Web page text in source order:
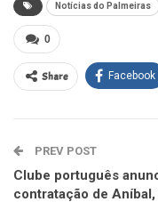
Notícias do Palmeiras
0
Share Facebook
PREV POST
Clube português
contratação de Aníbal,